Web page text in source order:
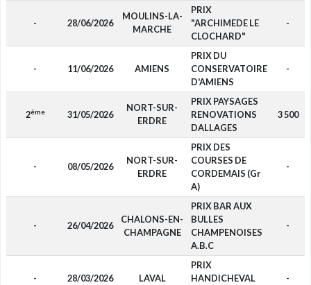
- 28/06/2026
MOULINS-LA-
MARCHE
PRIX
"ARCHIMEDE LE
CLOCHARD"
-
- 11/06/2026 AMIENS
PRIX DU
CONSERVATOIRE
D'AMIENS
-
2ème 31/05/2026
NORT-SUR-
ERDRE
PRIX PAYSAGES
RENOVATIONS
DALLAGES
3 500
- 08/05/2026
NORT-SUR-
ERDRE
PRIX DES
COURSES DE
CORDEMAIS (Gr
A)
-
- 26/04/2026
CHALONS-EN-
CHAMPAGNE
PRIX BAR AUX
BULLES
CHAMPENOISES
A.B.C
-
- 28/03/2026 LAVAL
PRIX
HANDICHEVAL
-